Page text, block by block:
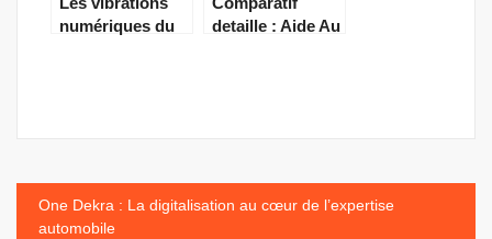
numériques du
detaille : Aide Au
Navigation
One Dekra : La digitalisation au cœur de l’expertise
automobile